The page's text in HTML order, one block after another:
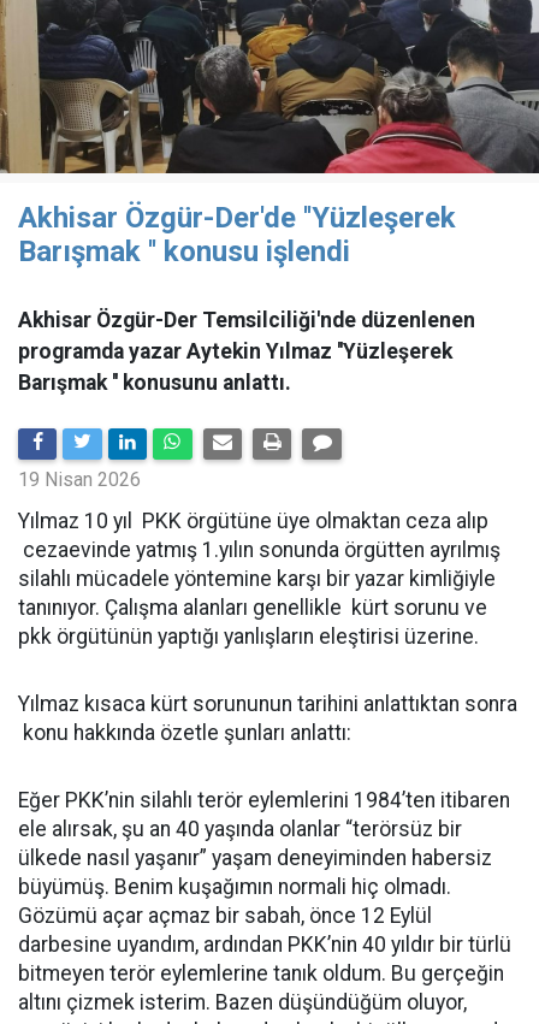
Akhisar Özgür-Der'de ''Yüzleşerek
Barışmak '' konusu işlendi
Akhisar Özgür-Der Temsilciliği'nde düzenlenen
programda yazar Aytekin Yılmaz ''Yüzleşerek
Barışmak '' konusunu anlattı.
19 Nisan 2026
Yılmaz 10 yıl PKK örgütüne üye olmaktan ceza alıp
cezaevinde yatmış 1.yılın sonunda örgütten ayrılmış
silahlı mücadele yöntemine karşı bir yazar kimliğiyle
tanınıyor. Çalışma alanları genellikle kürt sorunu ve
pkk örgütünün yaptığı yanlışların eleştirisi üzerine.
Yılmaz kısaca kürt sorununun tarihini anlattıktan sonra
konu hakkında özetle şunları anlattı:
Eğer PKK’nin silahlı terör eylemlerini 1984’ten itibaren
ele alırsak, şu an 40 yaşında olanlar “terörsüz bir
ülkede nasıl yaşanır” yaşam deneyiminden habersiz
büyümüş. Benim kuşağımın normali hiç olmadı.
Gözümü açar açmaz bir sabah, önce 12 Eylül
darbesine uyandım, ardından PKK’nin 40 yıldır bir türlü
bitmeyen terör eylemlerine tanık oldum. Bu gerçeğin
altını çizmek isterim. Bazen düşündüğüm oluyor,